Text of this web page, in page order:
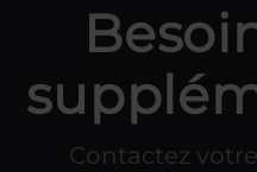
Contactez